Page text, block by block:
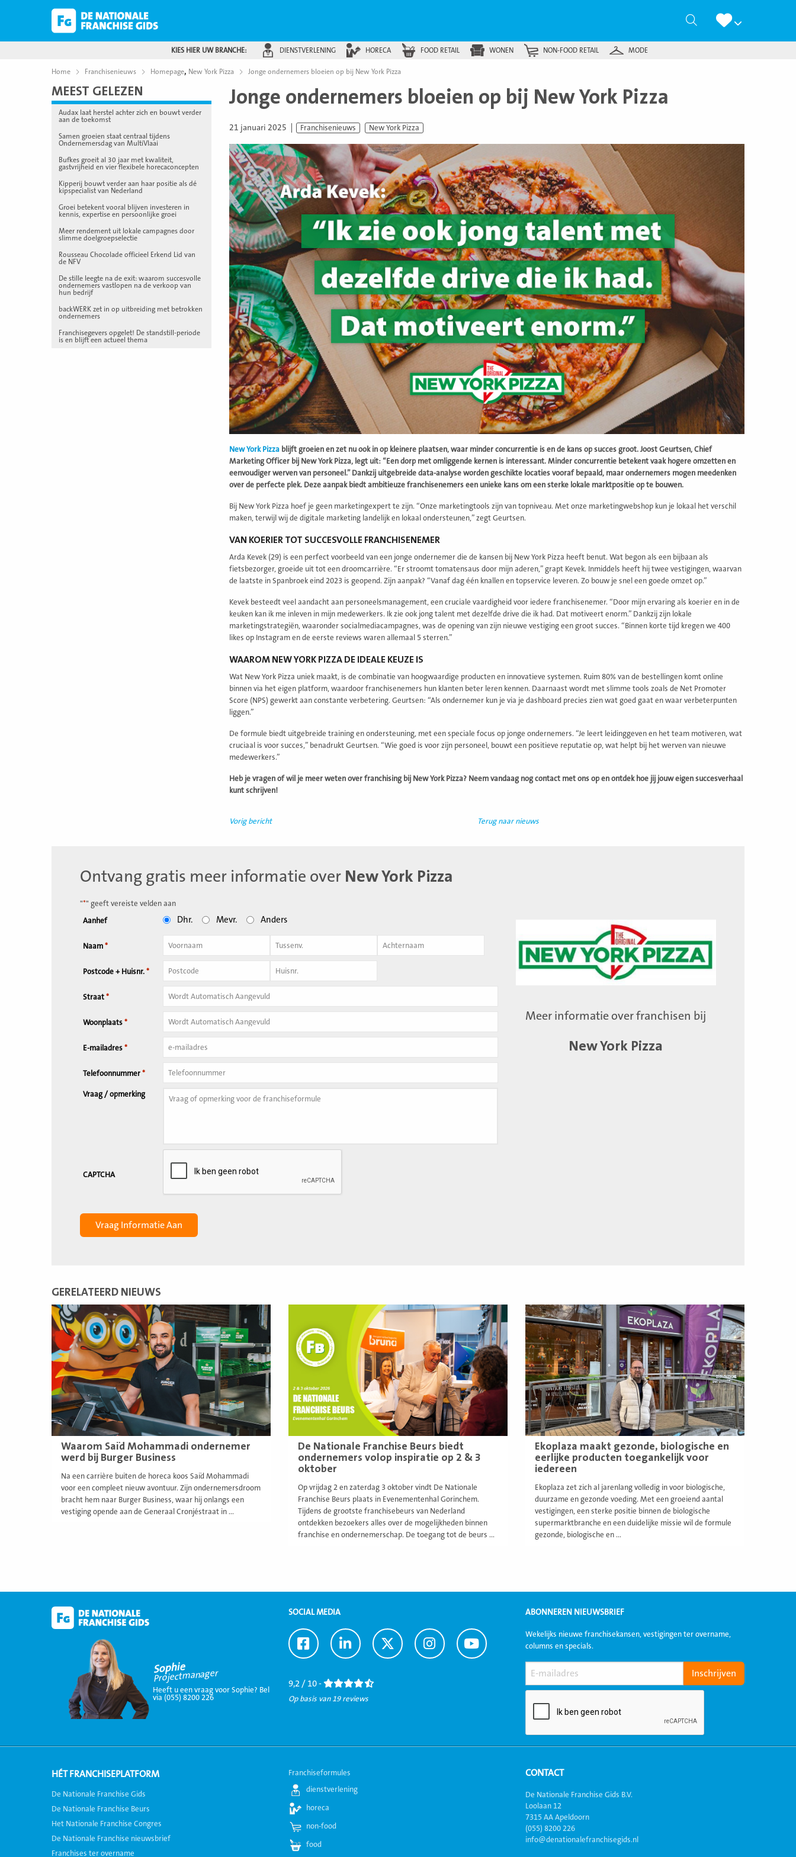
Zoeken
KIES HIER UW BRANCHE: DIENSTVERLENING HORECA FOOD RETAIL WONEN NON-FOOD RETAIL MODE
Home Franchisenieuws Homepage, New York Pizza Jonge ondernemers bloeien op bij New York Pizza
MEEST GELEZEN
Audax laat herstel achter zich en bouwt verder
aan de toekomst
Samen groeien staat centraal tijdens
Ondernemersdag van MultiVlaai
Bufkes groeit al 30 jaar met kwaliteit,
gastvrijheid en vier flexibele horecaconcepten
Kipperij bouwt verder aan haar positie als dé
kipspecialist van Nederland
Groei betekent vooral blijven investeren in
kennis, expertise en persoonlijke groei
Meer rendement uit lokale campagnes door
slimme doelgroepselectie
Rousseau Chocolade officieel Erkend Lid van
de NFV
De stille leegte na de exit: waarom succesvolle
ondernemers vastlopen na de verkoop van
hun bedrijf
backWERK zet in op uitbreiding met betrokken
ondernemers
Franchisegevers opgelet! De standstill-periode
is en blijft een actueel thema
Jonge ondernemers bloeien op bij New York Pizza
21 januari 2025 Franchisenieuws New York Pizza
New York Pizza blijft groeien en zet nu ook in op kleinere plaatsen, waar minder concurrentie is en de kans op succes groot. Joost Geurtsen, Chief
Marketing Officer bij New York Pizza, legt uit: “Een dorp met omliggende kernen is interessant. Minder concurrentie betekent vaak hogere omzetten en
eenvoudiger werven van personeel.” Dankzij uitgebreide data-analyse worden geschikte locaties vooraf bepaald, maar ondernemers mogen meedenken
over de perfecte plek. Deze aanpak biedt ambitieuze franchisenemers een unieke kans om een sterke lokale marktpositie op te bouwen.
Bij New York Pizza hoef je geen marketingexpert te zijn. “Onze marketingtools zijn van topniveau. Met onze marketingwebshop kun je lokaal het verschil
maken, terwijl wij de digitale marketing landelijk en lokaal ondersteunen,” zegt Geurtsen.
VAN KOERIER TOT SUCCESVOLLE FRANCHISENEMER
Arda Kevek (29) is een perfect voorbeeld van een jonge ondernemer die de kansen bij New York Pizza heeft benut. Wat begon als een bijbaan als
fietsbezorger, groeide uit tot een droomcarrière. “Er stroomt tomatensaus door mijn aderen,” grapt Kevek. Inmiddels heeft hij twee vestigingen, waarvan
de laatste in Spanbroek eind 2023 is geopend. Zijn aanpak? “Vanaf dag één knallen en topservice leveren. Zo bouw je snel een goede omzet op.”
Kevek besteedt veel aandacht aan personeelsmanagement, een cruciale vaardigheid voor iedere franchisenemer. “Door mijn ervaring als koerier en in de
keuken kan ik me inleven in mijn medewerkers. Ik zie ook jong talent met dezelfde drive die ik had. Dat motiveert enorm.” Dankzij zijn lokale
marketingstrategiën, waaronder socialmediacampagnes, was de opening van zijn nieuwe vestiging een groot succes. “Binnen korte tijd kregen we 400
likes op Instagram en de eerste reviews waren allemaal 5 sterren.”
WAAROM NEW YORK PIZZA DE IDEALE KEUZE IS
Wat New York Pizza uniek maakt, is de combinatie van hoogwaardige producten en innovatieve systemen. Ruim 80% van de bestellingen komt online
binnen via het eigen platform, waardoor franchisenemers hun klanten beter leren kennen. Daarnaast wordt met slimme tools zoals de Net Promoter
Score (NPS) gewerkt aan constante verbetering. Geurtsen: “Als ondernemer kun je via je dashboard precies zien wat goed gaat en waar verbeterpunten
liggen.”
De formule biedt uitgebreide training en ondersteuning, met een speciale focus op jonge ondernemers. “Je leert leidinggeven en het team motiveren, wat
cruciaal is voor succes,” benadrukt Geurtsen. “Wie goed is voor zijn personeel, bouwt een positieve reputatie op, wat helpt bij het werven van nieuwe
medewerkers.”
Heb je vragen of wil je meer weten over franchising bij New York Pizza? Neem vandaag nog contact met ons op en ontdek hoe jij jouw eigen succesverhaal
kunt schrijven!
Vorig bericht Terug naar nieuws
Ontvang gratis meer informatie over New York Pizza
"*" geeft vereiste velden aan
Aanhef Dhr. Mevr. Anders
Naam *
Postcode + Huisnr. *
Straat *
Woonplaats *
E-mailadres *
Telefoonnummer *
Vraag / opmerking
CAPTCHA
Meer informatie over franchisen bij
New York Pizza
GERELATEERD NIEUWS
Waarom Saïd Mohammadi ondernemer
werd bij Burger Business
Na een carrière buiten de horeca koos Saïd Mohammadi
voor een compleet nieuw avontuur. Zijn ondernemersdroom
bracht hem naar Burger Business, waar hij onlangs een
vestiging opende aan de Generaal Cronjéstraat in ...
Lees
meer
De Nationale Franchise Beurs biedt
ondernemers volop inspiratie op 2 & 3
oktober
Op vrijdag 2 en zaterdag 3 oktober vindt De Nationale
Franchise Beurs plaats in Evenementenhal Gorinchem.
Tijdens de grootste franchisebeurs van Nederland
ontdekken bezoekers alles over de mogelijkheden binnen
franchise en ondernemerschap. De toegang tot de beurs ...
Ekoplaza maakt gezonde, biologische en
eerlijke producten toegankelijk voor
iedereen
Ekoplaza zet zich al jarenlang volledig in voor biologische,
duurzame en gezonde voeding. Met een groeiend aantal
vestigingen, een sterke positie binnen de biologische
supermarktbranche en een duidelijke missie wil de formule
gezonde, biologische en ...
Lees
meer
Sophie
Projectmanager
Heeft u een vraag voor Sophie? Bel
via (055) 8200 226
SOCIAL MEDIA
Ga
naar
Ga
naar
Ga
naar
Ga
naar
Ga
naar
9,2 / 10 -
Op basis van 19 reviews
ABONNEREN NIEUWSBRIEF
Wekelijks nieuwe franchisekansen, vestigingen ter overname,
columns en specials.
HÉT FRANCHISEPLATFORM
De Nationale Franchise Gids
De Nationale Franchise Beurs
Het Nationale Franchise Congres
De Nationale Franchise nieuwsbrief
Franchises ter overname
Franchiseformules
dienstverlening
horeca
non-food
food
CONTACT
De Nationale Franchise Gids B.V.
Loolaan 12
7315 AA Apeldoorn
(055) 8200 226
info@denationalefranchisegids.nl